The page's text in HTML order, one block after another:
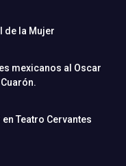
de la Mujer
mexicanos al Oscar
Teatro Cervantes